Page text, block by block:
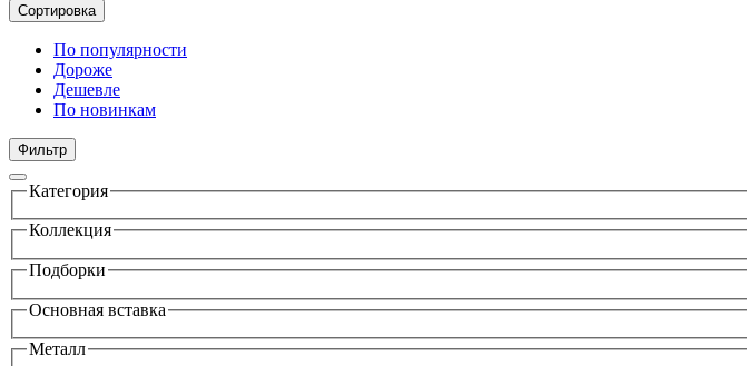
Сортировка
По популярности
Дороже
Дешевле
По новинкам
Фильтр
Категория
Коллекция
Подборки
Основная вставка
Металл